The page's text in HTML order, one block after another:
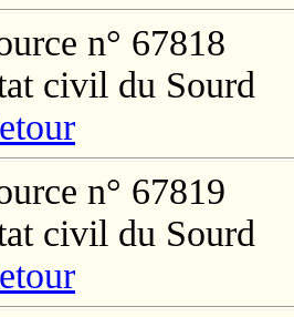
n° 67818
civil du Sourd
n° 67819
civil du Sourd